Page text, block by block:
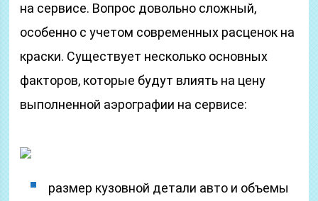
на сервисе. Вопрос довольно сложный,
особенно с учетом современных расценок на
краски. Существует несколько основных
факторов, которые будут влиять на цену
выполненной аэрографии на сервисе:
размер кузовной детали авто и объемы